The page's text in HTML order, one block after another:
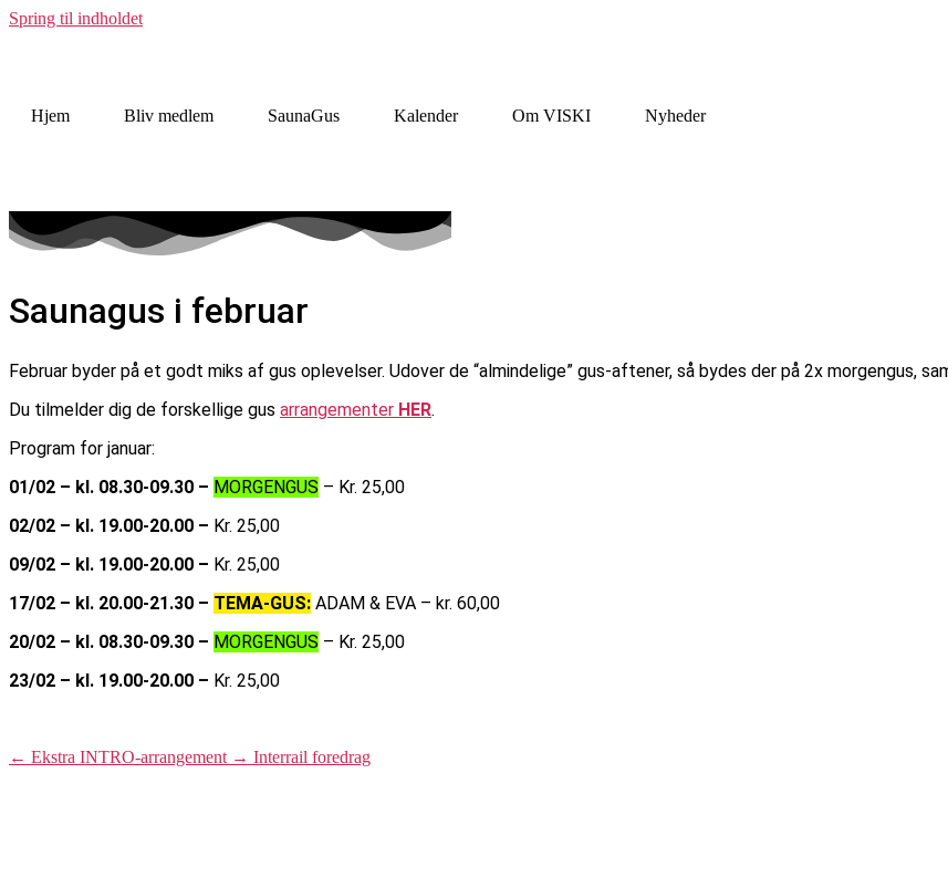
Spring til indholdet
Hjem Bliv medlem SaunaGus Kalender Om VISKI Nyheder
Saunagus i februar
Februar byder på et godt miks af gus oplevelser. Udover de “almindelige” gus-aftener, så bydes der på 2x morgengus,
Du tilmelder dig de forskellige gus arrangementer HER.
Program for januar:
01/02 – kl. 08.30-09.30 – MORGENGUS – Kr. 25,00
02/02 – kl. 19.00-20.00 – Kr. 25,00
09/02 – kl. 19.00-20.00 – Kr. 25,00
17/02 – kl. 20.00-21.30 – TEMA-GUS: ADAM & EVA – kr. 60,00
20/02 – kl. 08.30-09.30 – MORGENGUS – Kr. 25,00
23/02 – kl. 19.00-20.00 – Kr. 25,00
← Ekstra INTRO-arrangement → Interrail foredrag